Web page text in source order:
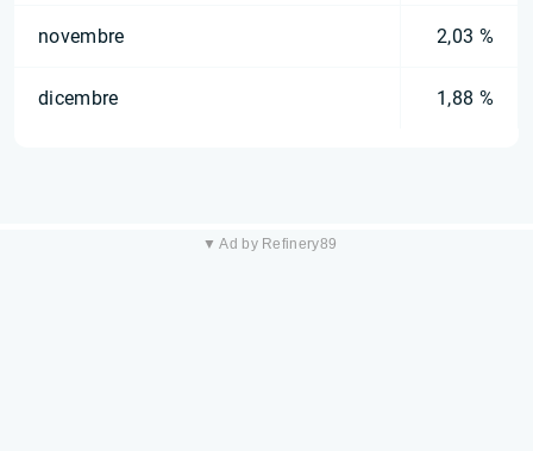
novembre 2,03 %
dicembre 1,88 %
▼ Ad by Refinery89